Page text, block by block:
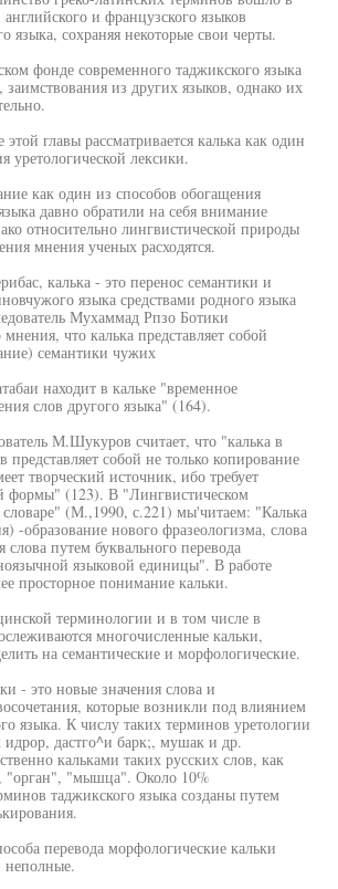
и французского языков
языка, сохраняя некоторые свои черты.
фонде современного таджикского языка
из других языков, однако их
главы рассматривается калька как один
уретологической лексики.
как один из способов обогащения
давно обратили на себя внимание
относительно лингвистической природы
мнения ученых расходятся.
калька - это перенос семантики и
языка средствами родного языка
Мухаммад Рпзо Ботики
что калька представляет собой
семантики чужих
находит в кальке "временное
слов другого языка" (164).
М.Шукуров считает, что "калька в
представляет собой не только копирование
творческий источник, ибо требует
формы" (123). В "Лингвистическом
(М.,1990, с.221) мы'читаем: "Калька
-образование нового фразеологизма, слова
слова путем буквального перевода
языковой единицы". В работе
просторное понимание кальки.
терминологии и в том числе в
многочисленные кальки,
на семантические и морфологические.
- это новые значения слова и
которые возникли под влиянием
языка. К числу таких терминов уретологии
идрор, дастго^и барк;, мушак и др.
кальками таких русских слов, как
"орган", "мышца". Около 10%
таджикского языка созданы путем
перевода морфологические кальки
неполные.